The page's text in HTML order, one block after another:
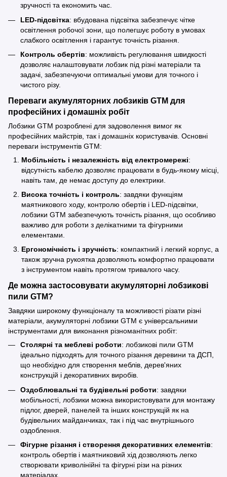
зручності та економить час.
LED-підсвітка: вбудована підсвітка забезпечує чітке
освітлення робочої зони, що полегшує роботу в умовах
слабкого освітлення і гарантує точність різання.
Контроль обертів: можливість регулювання швидкості
дозволяє налаштовувати лобзик під різні матеріали та
задачі, забезпечуючи оптимальні умови для точного і
чистого різу.
Переваги акумуляторних лобзиків GTM для
професійних і домашніх робіт
Лобзики GTM розроблені для задоволення вимог як
професійних майстрів, так і домашніх користувачів. Основні
переваги інструментів GTM:
Мобільність і незалежність від електромережі:
відсутність кабелю дозволяє працювати в будь-якому місці,
навіть там, де немає доступу до електрики.
Висока точність і контроль: завдяки функціям
маятникового ходу, контролю обертів і LED-підсвітки,
лобзики GTM забезпечують точність різання, що особливо
важливо для роботи з делікатними та фігурними
елементами.
Ергономічність і зручність: компактний і легкий корпус, а
також зручна рукоятка дозволяють комфортно працювати
з інструментом навіть протягом тривалого часу.
Де можна застосовувати акумуляторні лобзикові
пили GTM?
Завдяки широкому функціоналу та можливості різати різні
матеріали, акумуляторні лобзики GTM є універсальними
інструментами для виконання різноманітних робіт:
Столярні та меблеві роботи: лобзикові пили GTM
ідеально підходять для точного різання деревини та ДСП,
що необхідно для створення меблів, дерев'яних
конструкцій і декоративних виробів.
Оздоблювальні та будівельні роботи: завдяки
мобільності, лобзики можна використовувати для монтажу
підлог, дверей, панелей та інших конструкцій як на
будівельних майданчиках, так і під час внутрішнього
оздоблення.
Фігурне різання і створення декоративних елементів:
контроль обертів і маятниковий хід дозволяють легко
створювати криволінійні та фігурні різи на різних
матеріалах.